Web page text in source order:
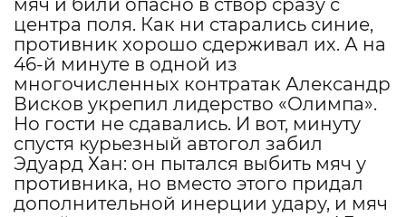
мяч и били опасно в створ сразу с
центра поля. Как ни старались синие,
противник хорошо сдерживал их. А на
46-й минуте в одной из
многочисленных контратак Александр
Висков укрепил лидерство «Олимпа».
Но гости не сдавались. И вот, минуту
спустя курьезный автогол забил
Эдуард Хан: он пытался выбить мяч у
противника, но вместо этого придал
дополнительной инерции удару, и мяч